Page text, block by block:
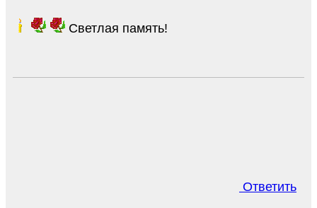
Светлая память!
Ответить